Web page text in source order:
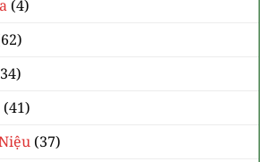
(4)
(41)
(37)